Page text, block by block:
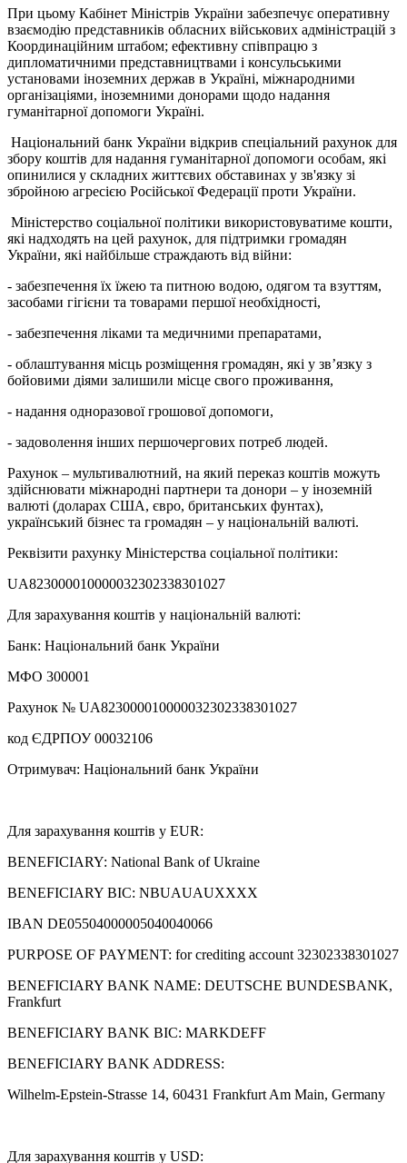
При цьому Кабінет Міністрів України забезпечує оперативну
взаємодію представників обласних військових адміністрацій з
Координаційним штабом; ефективну співпрацю з
дипломатичними представництвами і консульськими
установами іноземних держав в Україні, міжнародними
організаціями, іноземними донорами щодо надання
гуманітарної допомоги Україні.
Національний банк України відкрив спеціальний рахунок для
збору коштів для надання гуманітарної допомоги особам, які
опинилися у складних життєвих обставинах у зв'язку зі
збройною агресією Російської Федерації проти України.
Міністерство соціальної політики використовуватиме кошти,
які надходять на цей рахунок, для підтримки громадян
України, які найбільше страждають від війни:
- забезпечення їх їжею та питною водою, одягом та взуттям,
засобами гігієни та товарами першої необхідності,
- забезпечення ліками та медичними препаратами,
- облаштування місць розміщення громадян, які у зв’язку з
бойовими діями залишили місце свого проживання,
- надання одноразової грошової допомоги,
- задоволення інших першочергових потреб людей.
Рахунок – мультивалютний, на який переказ коштів можуть
здійснювати міжнародні партнери та донори – у іноземній
валюті (доларах США, євро, британських фунтах),
український бізнес та громадян – у національній валюті.
Реквізити рахунку Міністерства соціальної політики:
UA823000010000032302338301027
Для зарахування коштів у національній валюті:
Банк: Національний банк України
МФО 300001
Рахунок № UA823000010000032302338301027
код ЄДРПОУ 00032106
Отримувач: Національний банк України
Для зарахування коштів у EUR:
BENEFICIARY: National Bank of Ukraine
BENEFICIARY BIC: NBUAUAUXXXX
IBAN DE05504000005040040066
PURPOSE OF PAYMENT: for crediting account 32302338301027
BENEFICIARY BANK NAME: DEUTSCHE BUNDESBANK,
Frankfurt
BENEFICIARY BANK BIC: MARKDEFF
BENEFICIARY BANK ADDRESS:
Wilhelm-Epstein-Strasse 14, 60431 Frankfurt Am Main, Germany
Для зарахування коштів у USD: